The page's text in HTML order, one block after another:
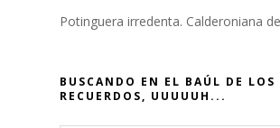
Potinguera irredenta. Calderoniana
BUSCANDO EN EL BAÚL DE LOS
RECUERDOS, UUUUUH...